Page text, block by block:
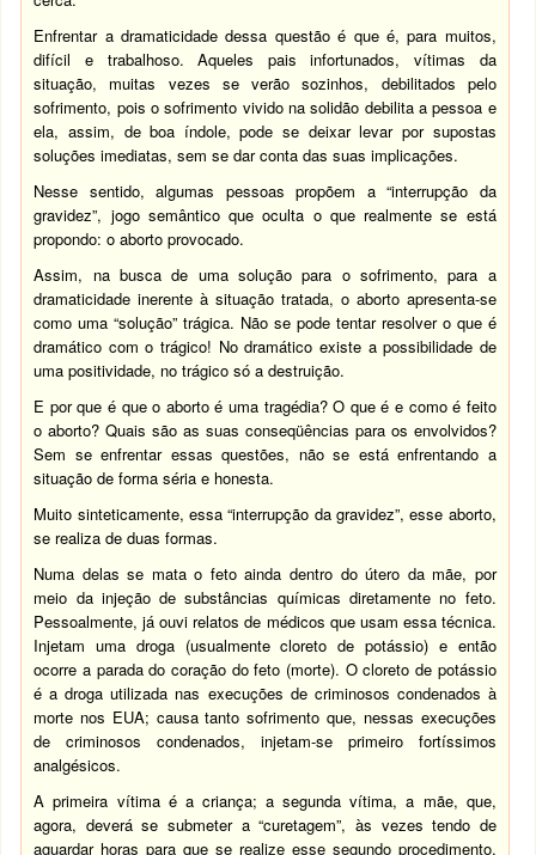
Enfrentar a dramaticidade dessa questão é que é, para muitos,
difícil e trabalhoso. Aqueles pais infortunados, vítimas da
situação, muitas vezes se verão sozinhos, debilitados pelo
sofrimento, pois o sofrimento vivido na solidão debilita a pessoa e
ela, assim, de boa índole, pode se deixar levar por supostas
soluções imediatas, sem se dar conta das suas implicações.
Nesse sentido, algumas pessoas propõem a “interrupção da
gravidez”, jogo semântico que oculta o que realmente se está
propondo: o aborto provocado.
Assim, na busca de uma solução para o sofrimento, para a
dramaticidade inerente à situação tratada, o aborto apresenta-se
como uma “solução” trágica. Não se pode tentar resolver o que é
dramático com o trágico! No dramático existe a possibilidade de
uma positividade, no trágico só a destruição.
E por que é que o aborto é uma tragédia? O que é e como é feito
o aborto? Quais são as suas conseqüências para os envolvidos?
Sem se enfrentar essas questões, não se está enfrentando a
situação de forma séria e honesta.
Muito sinteticamente, essa “interrupção da gravidez”, esse aborto,
se realiza de duas formas.
Numa delas se mata o feto ainda dentro do útero da mãe, por
meio da injeção de substâncias químicas diretamente no feto.
Pessoalmente, já ouvi relatos de médicos que usam essa técnica.
Injetam uma droga (usualmente cloreto de potássio) e então
ocorre a parada do coração do feto (morte). O cloreto de potássio
é a droga utilizada nas execuções de criminosos condenados à
morte nos EUA; causa tanto sofrimento que, nessas execuções
de criminosos condenados, injetam-se primeiro fortíssimos
analgésicos.
A primeira vítima é a criança; a segunda vítima, a mãe, que,
agora, deverá se submeter a “curetagem”, às vezes tendo de
aguardar horas para que se realize esse segundo procedimento,